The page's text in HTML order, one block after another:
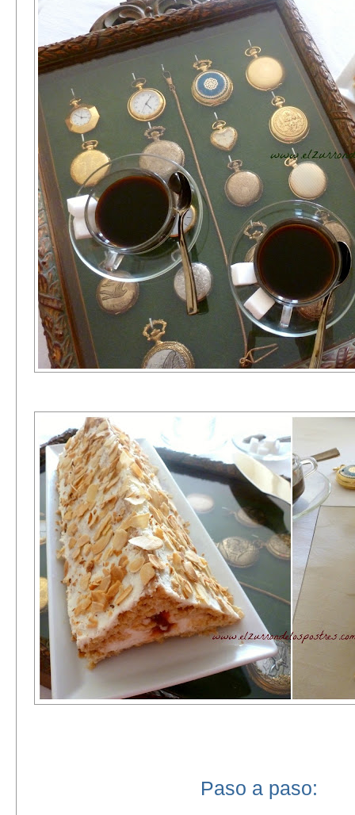
Paso a paso: